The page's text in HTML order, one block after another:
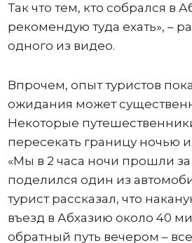
Так что тем, кто собрался в
рекомендую туда ехать», –
одного из видео.
Впрочем, опыт туристов
ожидания может
Некоторые
пересекать границу ночью
«Мы в 2 часа ночи прошли за
поделился один из
турист рассказал, что
въезд в Абхазию около 40
обратный путь вечером –